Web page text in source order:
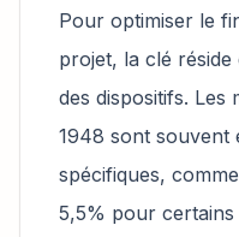
Pour optimiser le
projet, la clé
des dispositifs. Les
1948 sont souvent
spécifiques,
5,5% pour